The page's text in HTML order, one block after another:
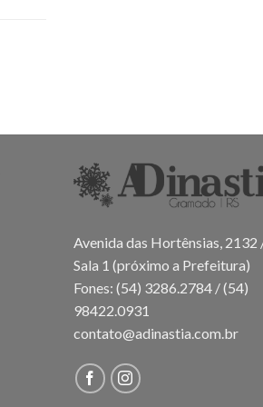
Avenida das Hortênsias, 2132
Sala 1 (próximo a Prefeitura)
Fones: (54) 3286.2784 / (54)
98422.0931
contato@adinastia.com.br